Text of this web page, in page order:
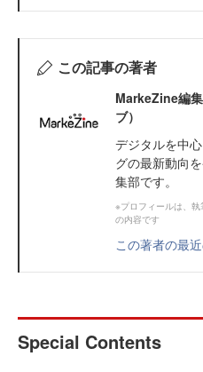
この記事の著者
MarkeZine編
ブ）
デジタルを中
グの最新動向
集部です。
※プロフィールは、
の内容です
この著者の最
Special Contents